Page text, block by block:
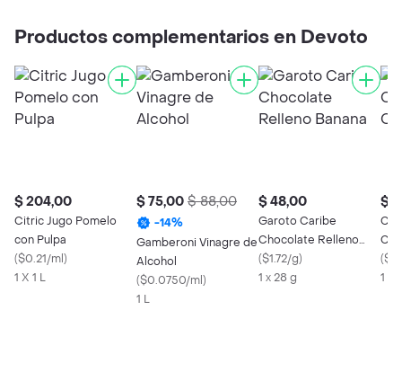
Productos complementarios en Devoto
$ 204,00
Citric Jugo Pomelo
con Pulpa
($0.21/ml)
1 X 1 L
$ 75,00 $ 88,00
-14%
Gamberoni Vinagre de
Alcohol
($0.0750/ml)
1 L
$ 48,00
Garoto Caribe
Chocolate Relleno
Banana
($1.72/g)
1 x 28 g
$
(
1 x